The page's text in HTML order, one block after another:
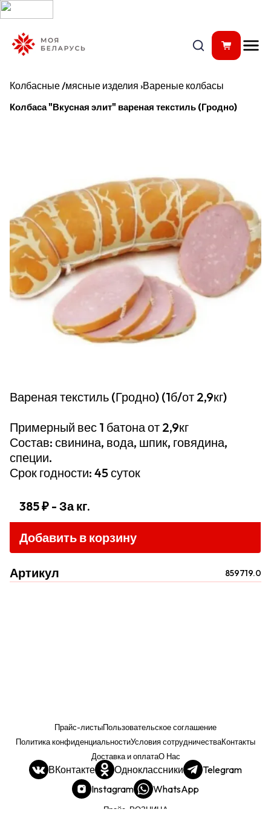
Колбасные /мясные изделия ›Вареные колбасы
Колбаса "Вкусная элит" вареная текстиль (Гродно)
Вареная текстиль (Гродно) (1б/от 2,9кг)
Примерный вес 1 батона от 2,9кг
Состав: свинина, вода, шпик, говядина,
специи.
Срок годности: 45 суток
385 ₽ - За кг.
Добавить в корзину
Артикул 859719.0
Прайс-листыПользовательское соглашение
Политика конфиденциальностиУсловия сотрудничестваКонтакты
Доставка и оплатаО Нас
ВКонтакте Одноклассники
Telegram
Instagram
WhatsApp
Прайс. РОЗНИЦА